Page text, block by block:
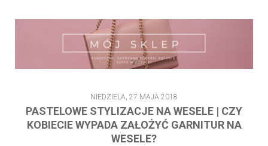
NIEDZIELA, 27 MAJA 2018
PASTELOWE STYLIZACJE NA WESELE | CZY
KOBIECIE WYPADA ZAŁOŻYĆ GARNITUR NA
WESELE?